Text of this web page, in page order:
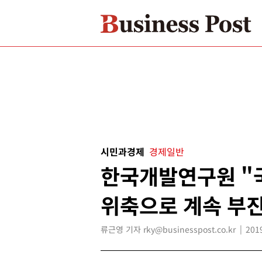
시민과경제 경제일반
한국개발연구원 "
위축으로 계속 부
류근영 기자 rky@businesspost.co.kr